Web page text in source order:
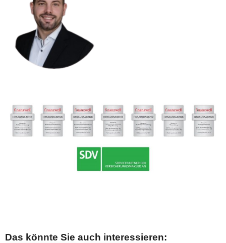
Das könnte Sie auch interessieren: